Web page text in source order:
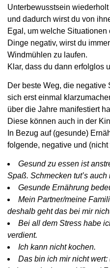
Unterbewusstsein
und dadurch wirst du von
Egal, um welche
Dinge negativ, wirst du
Windmühlen zu laufen.
Klar, dass du dann erfolglos
Der beste Weg, die
sich erst einmal
über die Jahre manifestiert
Diese können auch in der
In Bezug auf (gesunde)
folgende, negative und
Gesund zu essen ist
Spaß. Schmecken tut’s auch
Gesunde Ernährung
Mein Partner/meine
deshalb geht das bei mir
Bei all dem Stress habe
verdient.
Ich kann nicht kochen.
Das bin ich mir nicht